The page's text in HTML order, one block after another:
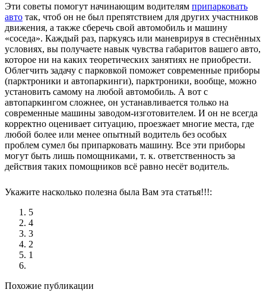
Эти советы помогут начинающим водителям припарковать
авто так, чтоб он не был препятствием для других участников
движения, а также сберечь свой автомобиль и машину
«соседа». Каждый раз, паркуясь или маневрируя в стеснённых
условиях, вы получаете навык чувства габаритов вашего авто,
которое ни на каких теоретических занятиях не приобрести.
Облегчить задачу с парковкой поможет современные приборы
(парктроники и автопаркинги), парктроники, вообще, можно
установить самому на любой автомобиль. А вот с
автопаркингом сложнее, он устанавливается только на
современные машины заводом-изготовителем. И он не всегда
корректно оценивает ситуацию, проезжает многие места, где
любой более или менее опытный водитель без особых
проблем сумел бы припарковать машину. Все эти приборы
могут быть лишь помощниками, т. к. ответственность за
действия таких помощников всё равно несёт водитель.
Укажите насколько полезна была Вам эта статья!!!:
5
4
3
2
1
Похожие публикации